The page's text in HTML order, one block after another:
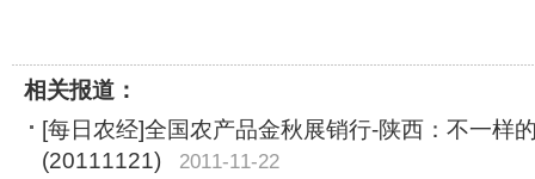
相关报道：
[每日农经]全国农产品金秋展销行-陕西：不一样
(20111121)
2011-11-22